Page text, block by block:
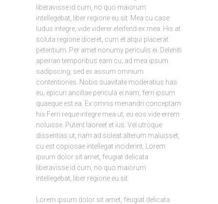
liberavisse id cum, no quo maiorum
intellegebat, liber regione eu sit. Mea cu case
ludus integre, vide viderer eleifend ex mea. His at
soluta regione diceret, cum et atqui placerat
petentium. Per amet nonumy periculis ei. Deleniti
apeirian temporibus eam cu, ad mea ipsum
sadipscing, sed ex assum omnium
contentiones. Nobis suavitate moderatius has
eu, epicuri ancillae pericula ei nam, ferri ipsum
quaeque est ea. Ex omnis menandri conceptam
his.Ferri reque integre mea ut, eu eos vide errem
noluisse. Putent laoreet et ius. Vel utroque
dissentias ut, nam ad soleat alterum maluisset,
cu est copiosae intellegat inciderint. Lorem
ipsum dolor sit amet, feugiat delicata
liberavisse id cum, no quo maiorum
intellegebat, liber regione eu sit.
Lorem ipsum dolor sit amet, feugiat delicata